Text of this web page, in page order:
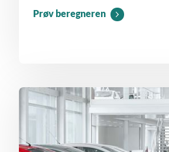
Prøv beregneren